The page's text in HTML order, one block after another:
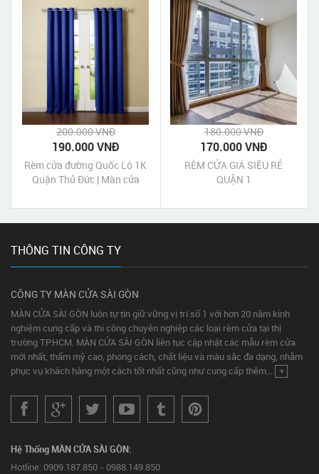
200.000 VNĐ
190.000 VNĐ
Rèm cửa đường Quốc Lộ 1K
Quận Thủ Đức | Màn cửa
Tp HCM
180.000 VNĐ
170.000 VNĐ
RÈM CỬA GIÁ SIÊU RẺ
QUẬN 1
THÔNG TIN CÔNG TY
CÔNG TY MÀN CỬA SÀI GÒN
MÀN CỬA SÀI GÒN luôn tự tin giữ vững vị trí số 1 với hơn 20 năm kinh
nghiệm cung cấp và thi công chuyên nghiệp các loại rèm cửa tại thị
trường TP.HCM. MÀN CỬA SÀI GÒN liên tục cập nhật các mẫu rèm cửa
mới nhất, thẩm mỹ cao, phong cách, chất liệu và màu sắc đa dạng, nhằm
phục vụ khách hàng một cách tốt nhất cũng như cung cấp thêm... +
Hệ Thống MÀN CỬA SÀI GÒN:
Hotline: 0909.187.850 - 0988.149.850